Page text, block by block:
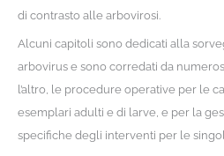
di contrasto alle arbovirosi.
Alcuni capitoli sono dedicati alla
arbovirus e sono corredati da
l’altro, le procedure operative per le
esemplari adulti e di larve, e per la
specifiche degli interventi per le